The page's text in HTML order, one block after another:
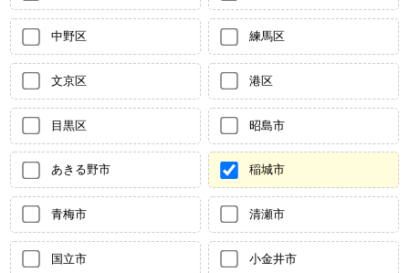
中野区 練馬区
文京区 港区
目黒区 昭島市
あきる野市 稲城市
青梅市 清瀬市
国立市 小金井市